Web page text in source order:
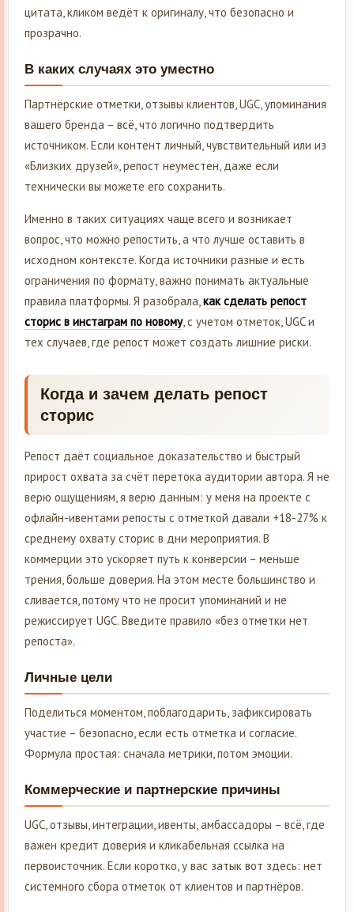
цитата, кликом ведёт к оригиналу, что безопасно и
прозрачно.
В каких случаях это уместно
Партнёрские отметки, отзывы клиентов, UGC, упоминания
вашего бренда – всё, что логично подтвердить
источником. Если контент личный, чувствительный или из
«Близких друзей», репост неуместен, даже если
технически вы можете его сохранить.
Именно в таких ситуациях чаще всего и возникает
вопрос, что можно репостить, а что лучше оставить в
исходном контексте. Когда источники разные и есть
ограничения по формату, важно понимать актуальные
правила платформы. Я разобрала,как сделать репост
сторис в инстаграм по новому, с учетом отметок, UGC и
тех случаев, где репост может создать лишние риски.
Когда и зачем делать репост
сторис
Репост даёт социальное доказательство и быстрый
прирост охвата за счёт перетока аудитории автора. Я не
верю ощущениям, я верю данным: у меня на проекте с
офлайн-ивентами репосты с отметкой давали +18-27% к
среднему охвату сторис в дни мероприятия. В
коммерции это ускоряет путь к конверсии – меньше
трения, больше доверия. На этом месте большинство и
сливается, потому что не просит упоминаний и не
режиссирует UGC. Введите правило «без отметки нет
репоста».
Личные цели
Поделиться моментом, поблагодарить, зафиксировать
участие – безопасно, если есть отметка и согласие.
Формула простая: сначала метрики, потом эмоции.
Коммерческие и партнерские причины
UGC, отзывы, интеграции, ивенты, амбассадоры – всё, где
важен кредит доверия и кликабельная ссылка на
первоисточник. Если коротко, у вас затык вот здесь: нет
системного сбора отметок от клиентов и партнёров.